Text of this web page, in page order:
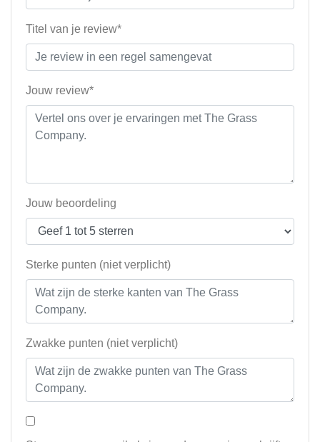
Titel van je review*
Jouw review*
Jouw beoordeling
Sterke punten (niet verplicht)
Zwakke punten (niet verplicht)